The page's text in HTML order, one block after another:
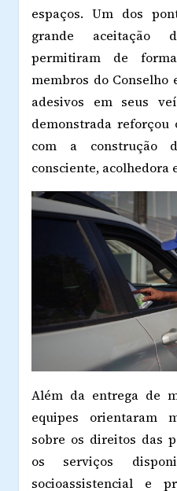
espaços. Um dos
grande aceitação
permitiram de
membros do Conselho
adesivos em seus
demonstrada reforçou
com a construção
consciente, acolhedora
Além da entrega de
equipes orientaram
sobre os direitos das
os serviços
socioassistencial e